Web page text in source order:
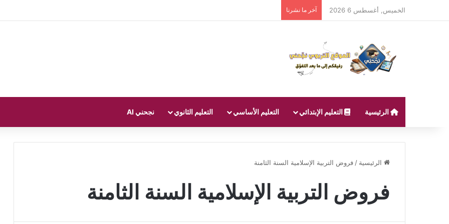
الخميس, أغسطس 6 2026 آخر ما نشرنا
الرئيسية التعليم الإبتدائي التعليم الأساسي التعليم الثانوي نجحني AI
الرئيسية / فروض التربية الإسلامية السنة الثامنة
فروض التربية الإسلامية السنة الثامنة